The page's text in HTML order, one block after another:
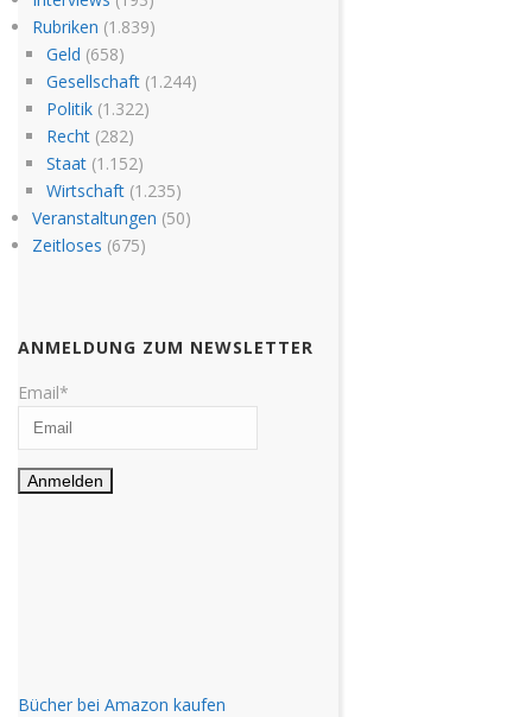
Rubriken (1.839)
Geld (658)
Gesellschaft(1.244)
Politik(1.322)
Recht(282)
Staat(1.152)
Wirtschaft(1.235)
Veranstaltungen (50)
Zeitloses (675)
ANMELDUNG ZUM NEWSLETTER
Email*
Bücher bei Amazon kaufen